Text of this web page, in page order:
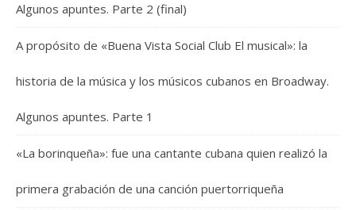
Algunos apuntes. Parte 2 (final)
A propósito de «Buena Vista Social Club El musical»: la
historia de la música y los músicos cubanos en Broadway.
Algunos apuntes. Parte 1
«La borinqueña»: fue una cantante cubana quien realizó la
primera grabación de una canción puertorriqueña